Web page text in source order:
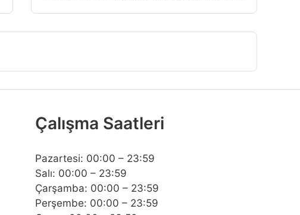
Çalışma Saatleri
Pazartesi: 00:00 – 23:59
Salı: 00:00 – 23:59
Çarşamba: 00:00 – 23:59
Perşembe: 00:00 – 23:59